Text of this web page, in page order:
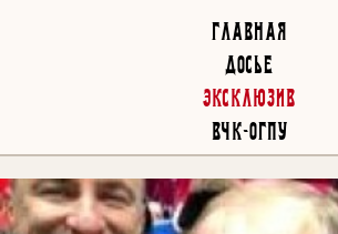
Главная
Досье
Эксклюзив
ВЧК-ОГПУ